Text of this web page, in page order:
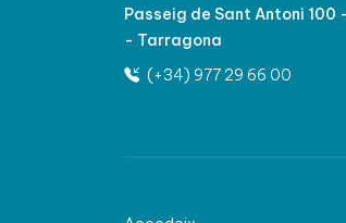
Passeig de Sant Antoni 100
- Tarragona
(+34) 977 29 66 00